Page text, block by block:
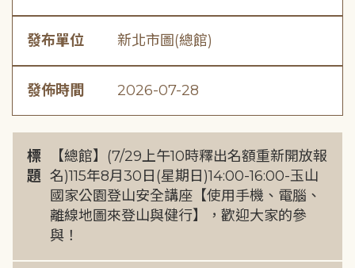
發布單位 新北市圖(總館)
發佈時間 2026-07-28
標
題
【總館】(7/29上午10時釋出名額重新開放報
名)115年8月30日(星期日)14:00-16:00-玉山
國家公園登山安全講座【使用手機、電腦、
離線地圖來登山與健行】，歡迎大家的參
與！